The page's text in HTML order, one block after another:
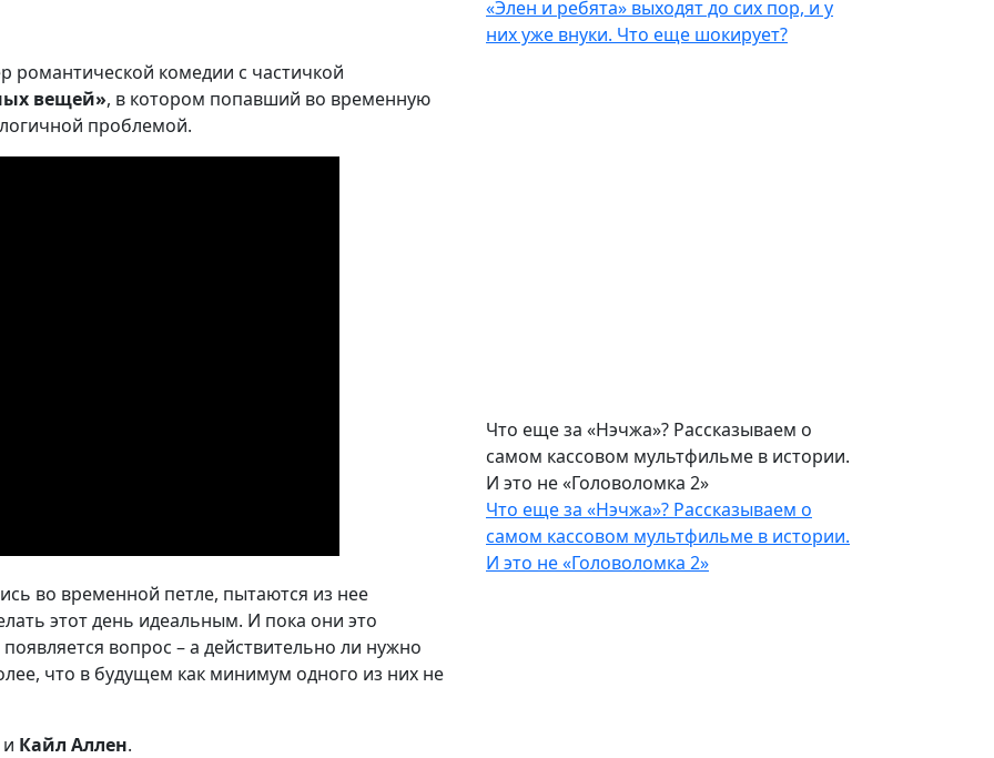
романтической комедии с частичкой
вещей», в котором попавший во временную
проблемой.
во временной петле, пытаются из нее
этот день идеальным. И пока они это
вопрос – а действительно ли нужно
что в будущем как минимум одного из них не
и Кайл Аллен.
«Элен и ребята» выходят до сих пор, и у
них уже внуки. Что еще шокирует?
Что еще за «Нэчжа»? Рассказываем о
самом кассовом мультфильме в истории.
И это не «Головоломка 2»
Что еще за «Нэчжа»? Рассказываем о
самом кассовом мультфильме в истории.
И это не «Головоломка 2»